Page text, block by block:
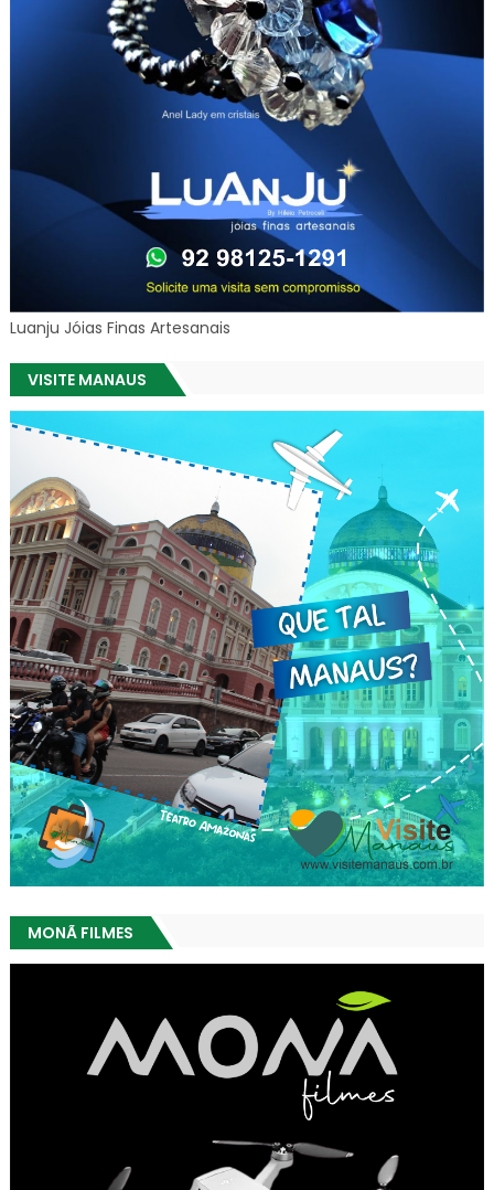
Luanju Jóias Finas Artesanais
VISITE MANAUS
MONÃ FILMES